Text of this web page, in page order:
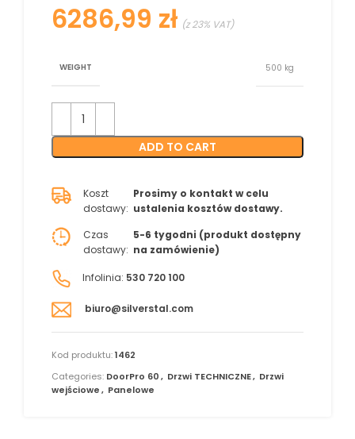
zł
WEIGHT 500 kg
ADD TO CART
Koszt
dostawy:
Prosimy o kontakt w celu
ustalenia kosztów dostawy.
Czas
dostawy:
5-6 tygodni (produkt dostępny
na zamówienie)
Infolinia: 530 720 100
biuro@silverstal.com
Kod produktu:1462
Categories: DoorPro 60, Drzwi TECHNICZNE, Drzwi
wejściowe, Panelowe